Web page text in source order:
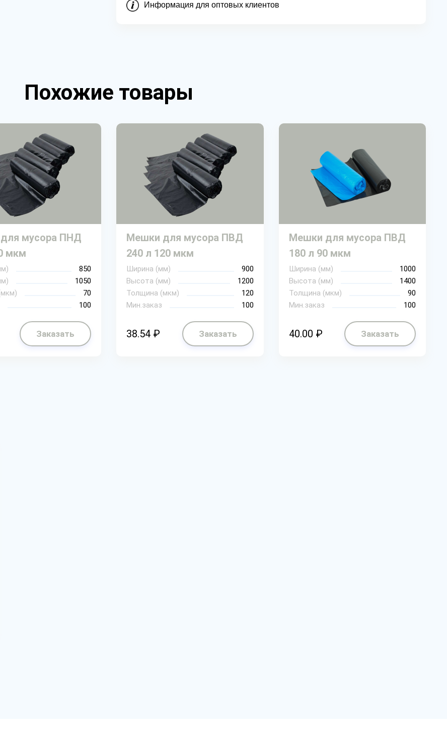
Информация для оптовых клиентов
Похожие товары
мусора ПНД
мкм
850
1050
70
100
Заказать
Мешки для мусора ПВД
240 л 120 мкм
Ширина (мм)
900
Высота (мм)
1200
Толщина (мкм)
120
Мин.заказ
100
38.54 ₽ Заказать
Мешки для мусора ПВД
180 л 90 мкм
Ширина (мм)
1000
Высота (мм)
1400
Толщина (мкм)
90
Мин.заказ
100
40.00 ₽ Заказать